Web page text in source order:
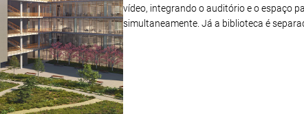
vídeo, integrando o auditório e o espaço
simultaneamente. Já a biblioteca é